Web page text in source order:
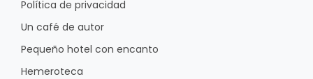
Política de privacidad
Un café de autor
Pequeño hotel con encanto
Hemeroteca